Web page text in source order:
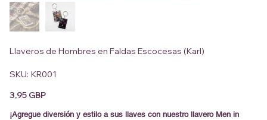
Llaveros de Hombres en Faldas Escocesas (Karl)
SKU: SKU
KR001
KR001
Precio
3,95 GBP
¡Agregue diversión y estilo a sus llaves con nuestro llavero Men in